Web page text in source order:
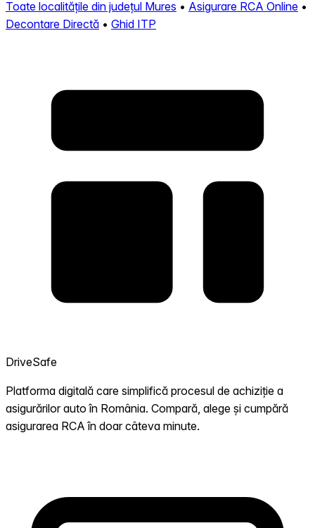
Toate localitățile din județul Mures • Asigurare RCA Online •
Decontare Directă • Ghid ITP
DriveSafe
Platforma digitală care simplifică procesul de achiziție a
asigurărilor auto în România. Compară, alege și cumpără
asigurarea RCA în doar câteva minute.